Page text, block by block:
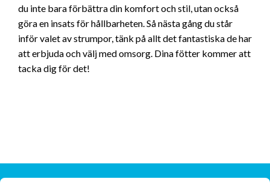
du inte bara förbättra din komfort och stil, utan också
göra en insats för hållbarheten. Så nästa gång du står
inför valet av strumpor, tänk på allt det fantastiska de har
att erbjuda och välj med omsorg. Dina fötter kommer att
tacka dig för det!